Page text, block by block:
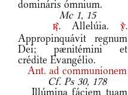
domináris ómnium.
Mc 1, 15
r.Allelúia.v.
Appropinquávit regnum
Dei; pænitémini et
crédite Evangélio.
Ant. ad communionem
Cf. Ps 30, 178
Illúmina fáciem tuam